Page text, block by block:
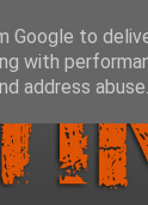
Google to
with
address abuse.